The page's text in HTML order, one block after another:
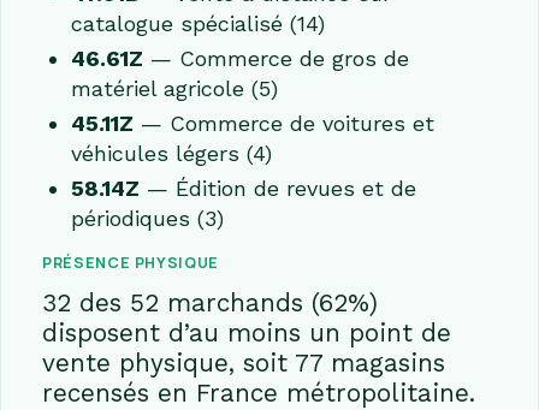
catalogue spécialisé (14)
46.61Z — Commerce de gros de
matériel agricole (5)
45.11Z — Commerce de voitures et
véhicules légers (4)
58.14Z — Édition de revues et de
périodiques (3)
PRÉSENCE PHYSIQUE
32 des 52 marchands (62%)
disposent d’au moins un point de
vente physique, soit 77 magasins
recensés en France métropolitaine.